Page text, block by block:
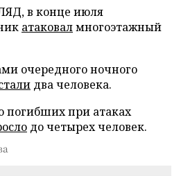
в конце июля
атаковалмногоэтажный
очередного ночного
два человека.
погибших при атаках
до четырех человек.